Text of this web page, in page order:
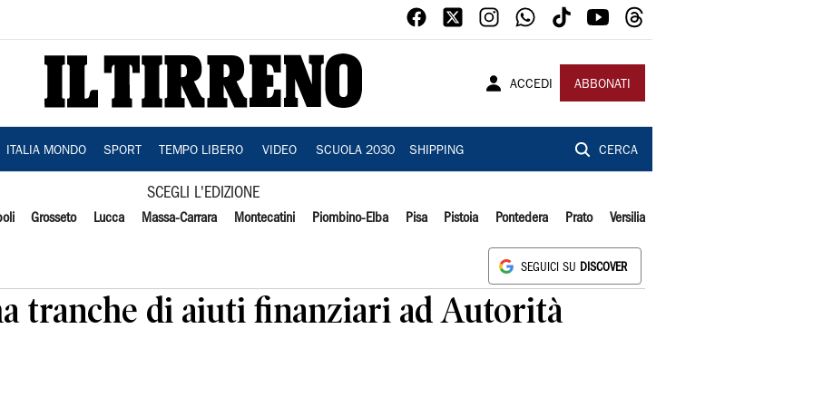
ACCEDI ABBONATI
ITALIA MONDO SPORT TEMPO LIBERO VIDEO SCUOLA 2030 SHIPPING CERCA
SCEGLI L'EDIZIONE
Grosseto Lucca Massa-Carrara Montecatini Piombino-Elba Pisa Pistoia Pontedera Prato Versilia
SEGUICI SU DISCOVER
tranche di aiuti finanziari ad Autorità